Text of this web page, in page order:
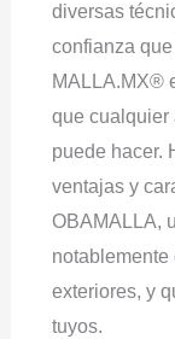
diversas
confianza que
MALLA.MX®
que cualquier
puede hacer.
ventajas y
OBAMALLA,
exteriores, y
tuyos.